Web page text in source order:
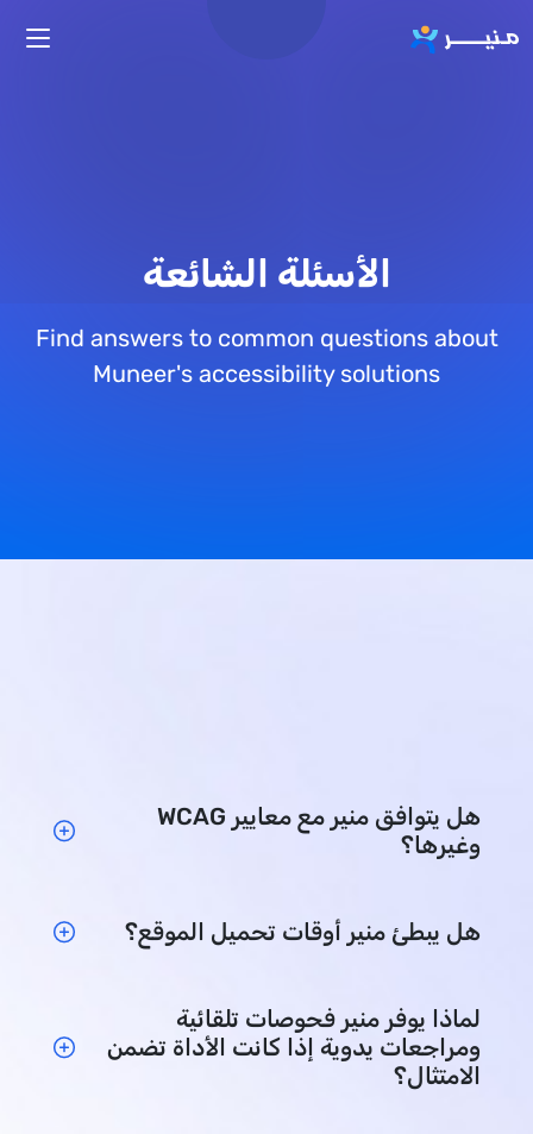
الأسئلة الشائعة
Find answers to common questions about
Muneer's accessibility solutions
هل يتوافق منير مع معايير WCAG
وغيرها؟
هل يبطئ منير أوقات تحميل الموقع؟
لماذا يوفر منير فحوصات تلقائية
ومراجعات يدوية إذا كانت الأداة تضمن
الامتثال؟